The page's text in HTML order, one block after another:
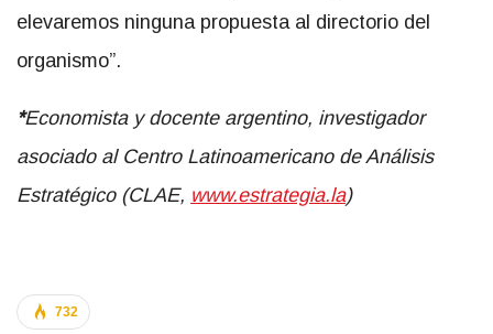
elevaremos ninguna propuesta al directorio del
organismo”.
*Economista y docente argentino, investigador
asociado al Centro Latinoamericano de Análisis
Estratégico (CLAE, www.estrategia.la)
732